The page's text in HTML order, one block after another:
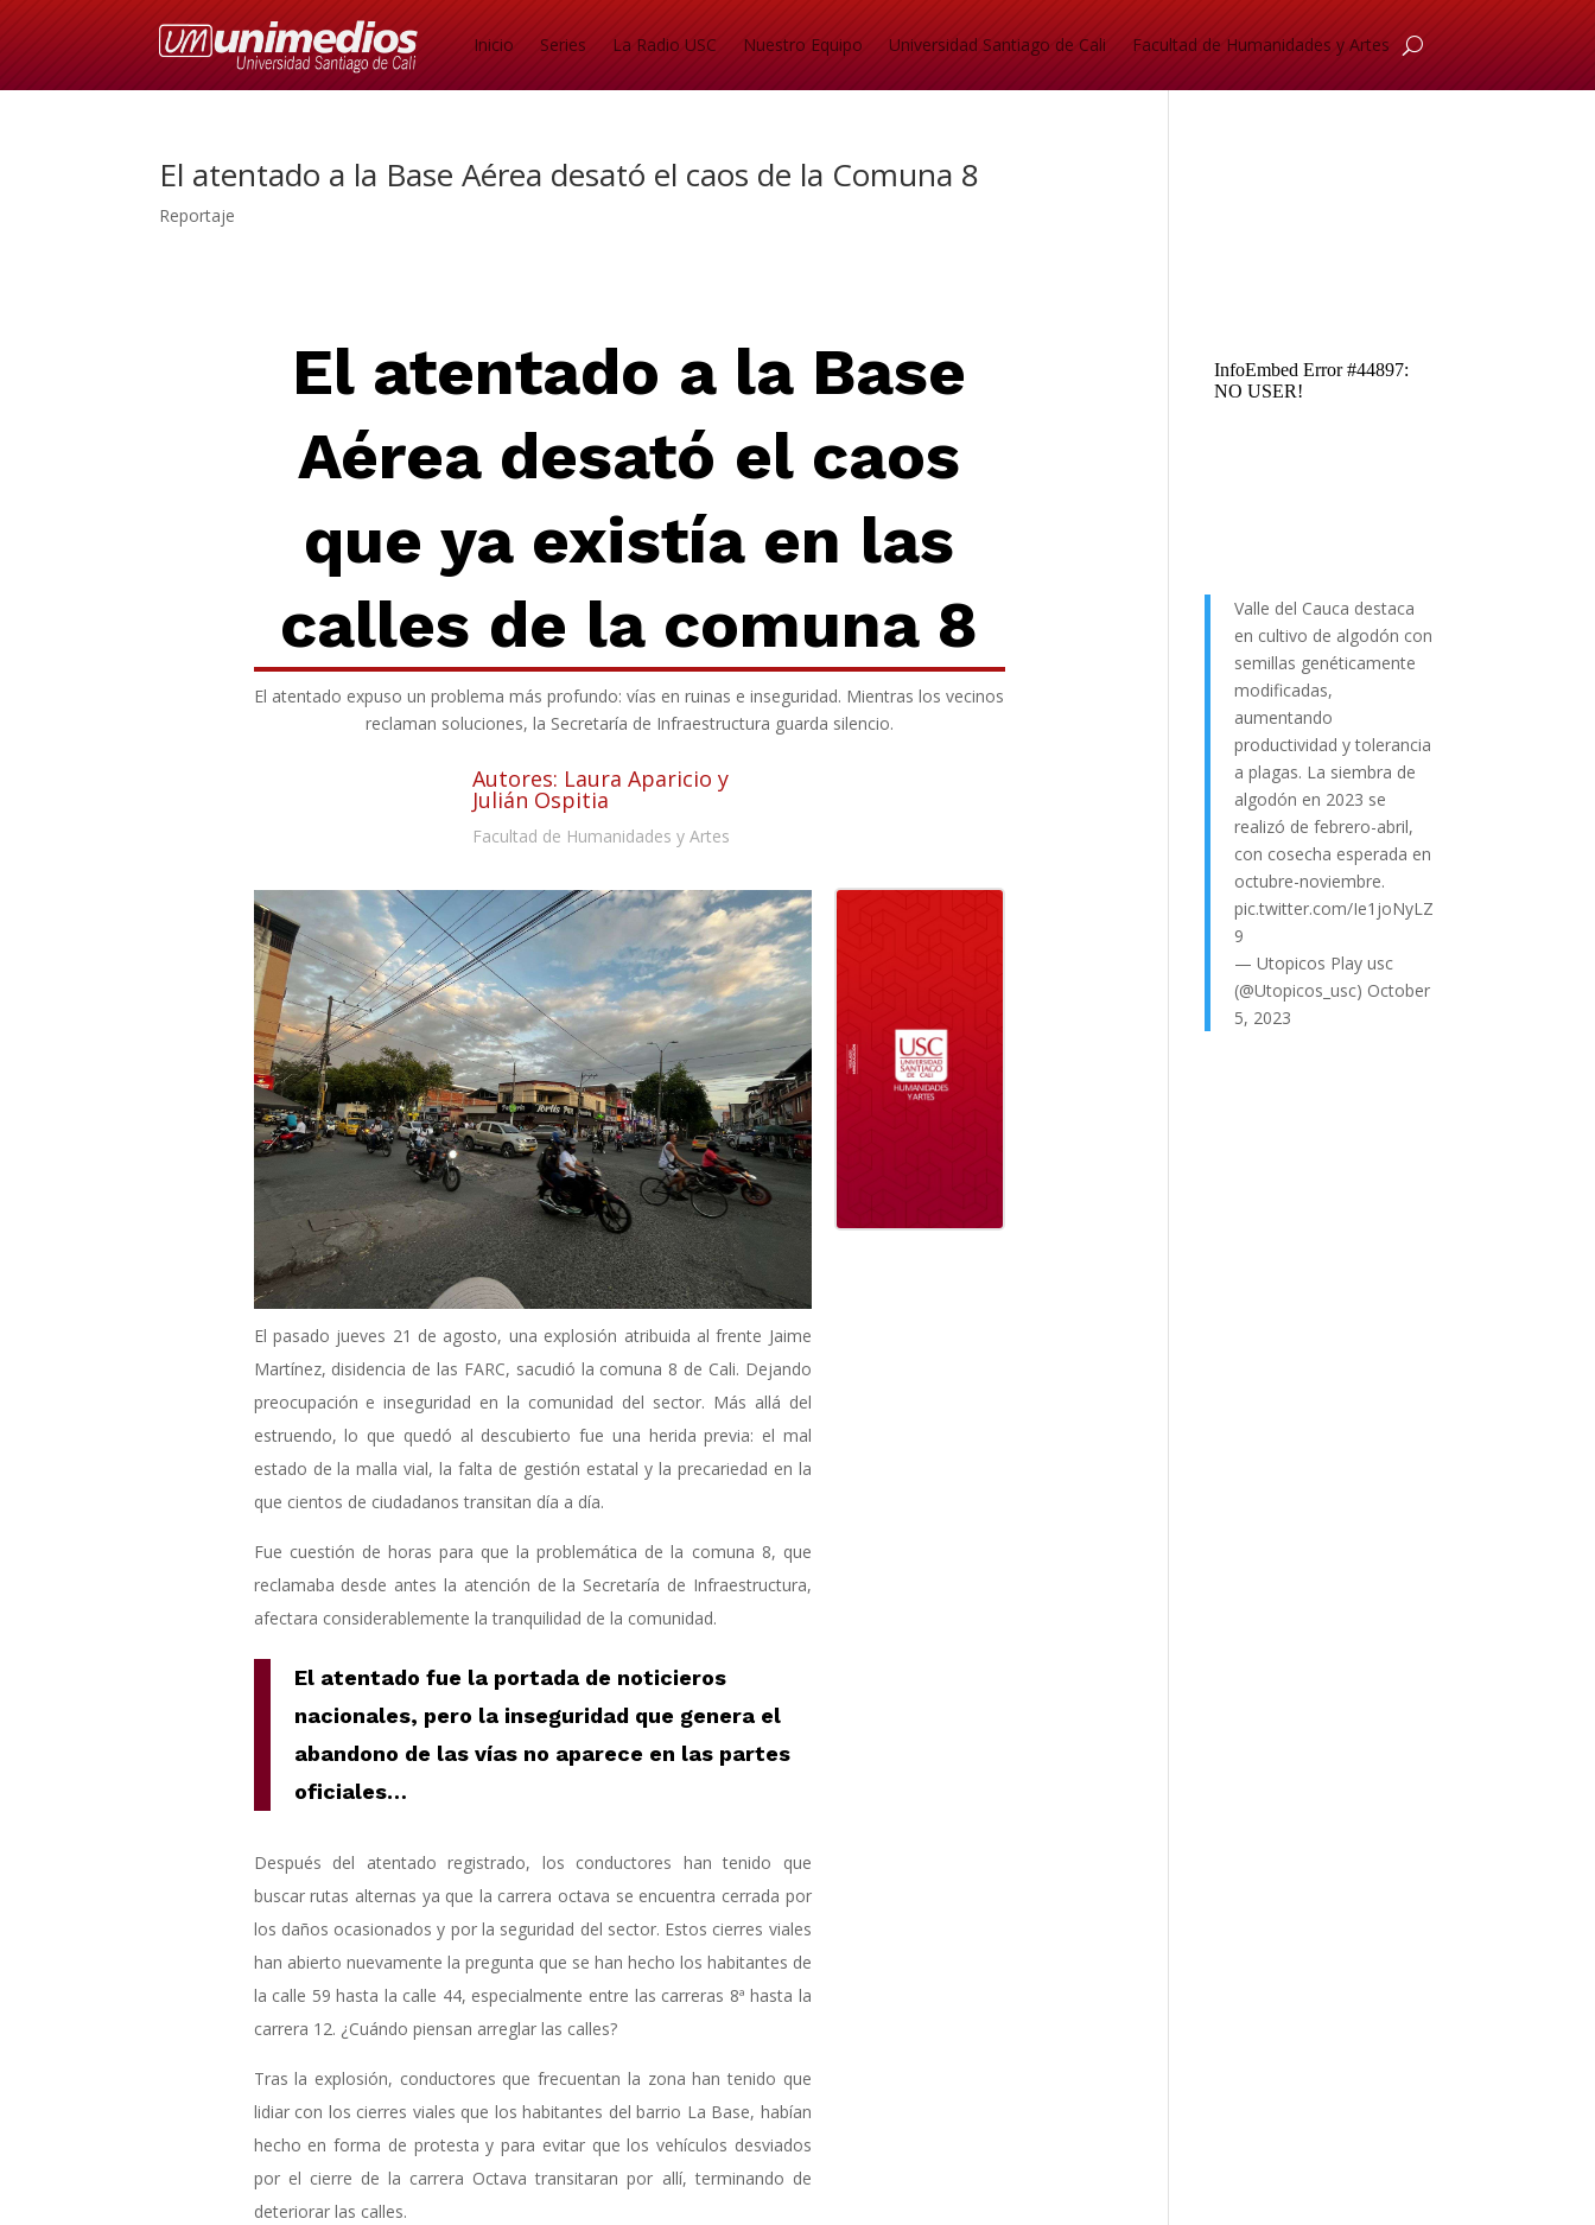
Inicio Series La Radio USC Nuestro Equipo Universidad Santiago de Cali Facultad de Humanidades y Artes
El atentado a la Base Aérea desató el caos de la Comuna 8
Reportaje
El atentado a la Base
Aérea desató el caos
que ya existía en las
calles de la comuna 8
El atentado expuso un problema más profundo: vías en ruinas e inseguridad. Mientras los vecinos
reclaman soluciones, la Secretaría de Infraestructura guarda silencio.
Autores: Laura Aparicio y
Julián Ospitia
Facultad de Humanidades y Artes
El pasado jueves 21 de agosto, una explosión atribuida al frente Jaime
Martínez, disidencia de las FARC, sacudió la comuna 8 de Cali. Dejando
preocupación e inseguridad en la comunidad del sector. Más allá del
estruendo, lo que quedó al descubierto fue una herida previa: el mal
estado de la malla vial, la falta de gestión estatal y la precariedad en la
que cientos de ciudadanos transitan día a día.
Fue cuestión de horas para que la problemática de la comuna 8, que
reclamaba desde antes la atención de la Secretaría de Infraestructura,
afectara considerablemente la tranquilidad de la comunidad.
El atentado fue la portada de noticieros
nacionales, pero la inseguridad que genera el
abandono de las vías no aparece en las partes
oficiales…
Después del atentado registrado, los conductores han tenido que
buscar rutas alternas ya que la carrera octava se encuentra cerrada por
los daños ocasionados y por la seguridad del sector. Estos cierres viales
han abierto nuevamente la pregunta que se han hecho los habitantes de
la calle 59 hasta la calle 44, especialmente entre las carreras 8ª hasta la
carrera 12. ¿Cuándo piensan arreglar las calles?
Tras la explosión, conductores que frecuentan la zona han tenido que
lidiar con los cierres viales que los habitantes del barrio La Base, habían
hecho en forma de protesta y para evitar que los vehículos desviados
por el cierre de la carrera Octava transitaran por allí, terminando de
deteriorar las calles.
Valle del Cauca destaca
en cultivo de algodón con
semillas genéticamente
modificadas,
aumentando
productividad y tolerancia
a plagas. La siembra de
algodón en 2023 se
realizó de febrero-abril,
con cosecha esperada en
octubre-noviembre.
pic.twitter.com/Ie1joNyLZ
9
— Utopicos Play usc
(@Utopicos_usc) October
5, 2023